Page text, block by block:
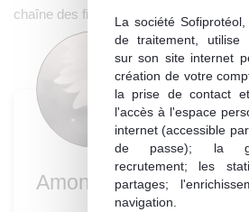
La société
de traitement, utilise
sur son site internet
création de votre
la prise de contact
l'accès à l'espace
internet (accessible
de passe); la
recrutement; les
partages;
navigation.
chaîne des filières agricoles et
Amont végétal